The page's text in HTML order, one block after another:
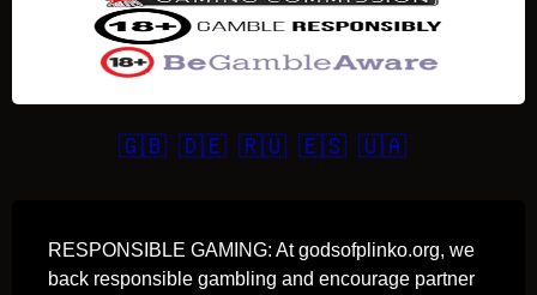
🇬🇧 🇩🇪 🇷🇺 🇪🇸 🇺🇦
RESPONSIBLE GAMING: At godsofplinko.org, we
back responsible gambling and encourage partner